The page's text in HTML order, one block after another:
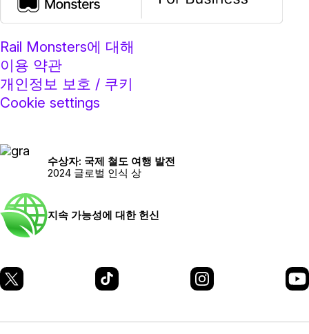
Rail Monsters에 대해
이용 약관
개인정보 보호 / 쿠키
Cookie settings
수상자: 국제 철도 여행 발전
2024 글로벌 인식 상
지속 가능성에 대한 헌신